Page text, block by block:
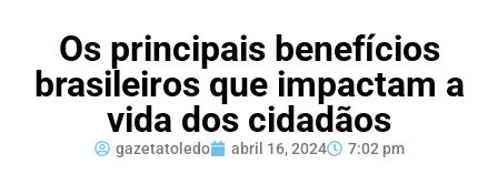
Os principais benefícios
brasileiros que impactam a
vida dos cidadãos
gazetatoledo abril 16, 2024 7:02 pm